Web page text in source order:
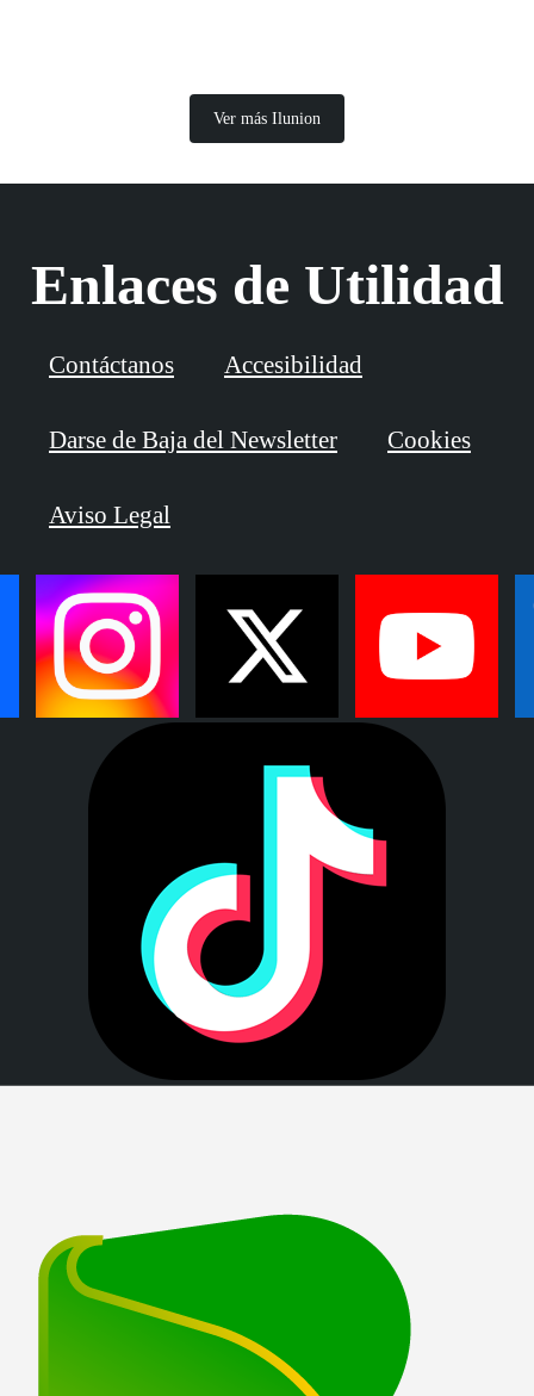
Ver más Ilunion
Enlaces de Utilidad
Contáctanos Accesibilidad
Darse de Baja del Newsletter Cookies
Aviso Legal